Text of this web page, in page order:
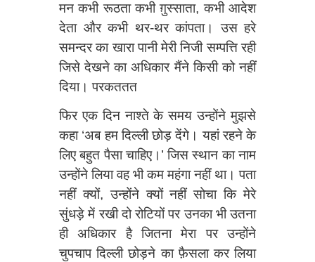
मन कभी रूठता कभी ग़ुस्साता, कभी आदेश
देता और कभी थर-थर कांपता। उस हरे
समन्दर का खारा पानी मेरी निजी सम्पत्ति रही
जिसे देखने का अधिकार मैंने किसी को नहीं
दिया। परकततत
फिर एक दिन नाश्ते के समय उन्होंने मुझसे
कहा ‘अब हम दिल्ली छोड़ देंगे। यहां रहने के
लिए बहुत पैसा चाहिए।’ जिस स्थान का नाम
उन्होंने लिया वह भी कम महंगा नहीं था। पता
नहीं क्यों, उन्होंने क्यों नहीं सोचा कि मेरे
सुंधड़े में रखी दो रोटियों पर उनका भी उतना
ही अधिकार है जितना मेरा पर उन्होंने
चुपचाप दिल्ली छोड़ने का फ़ैसला कर लिया